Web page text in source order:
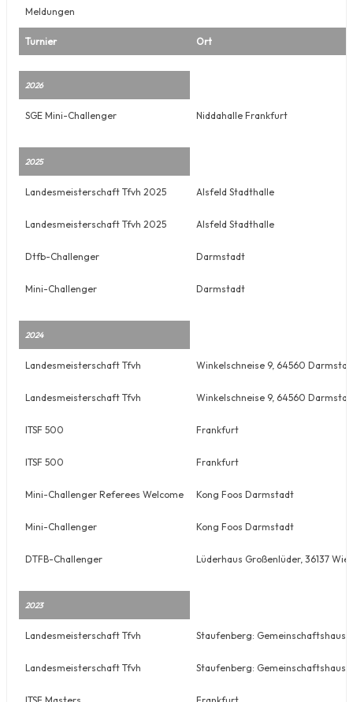
Meldungen
Turnier Ort
2026
SGE Mini-Challenger Niddahalle Frankfurt
2025
Landesmeisterschaft Tfvh 2025 Alsfeld Stadthalle
Landesmeisterschaft Tfvh 2025 Alsfeld Stadthalle
Dtfb-Challenger Darmstadt
Mini-Challenger Darmstadt
2024
Landesmeisterschaft Tfvh Winkelschneise 9, 64560
Landesmeisterschaft Tfvh Winkelschneise 9, 64560
ITSF 500 Frankfurt
ITSF 500 Frankfurt
Mini-Challenger Referees Welcome Kong Foos Darmstadt
Mini-Challenger Kong Foos Darmstadt
DTFB-Challenger Lüderhaus Großenlüder, 36137
2023
Landesmeisterschaft Tfvh Staufenberg: Gemeinschaftshaus
Landesmeisterschaft Tfvh Staufenberg: Gemeinschaftshaus